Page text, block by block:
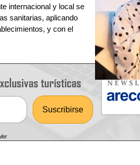
internacional y local se
sanitarias, aplicando
y con el